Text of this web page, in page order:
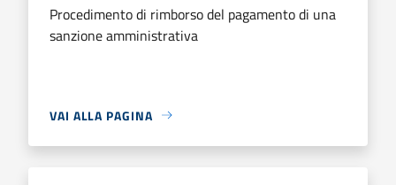
Procedimento di rimborso del pagamento di una
sanzione amministrativa
VAI ALLA PAGINA